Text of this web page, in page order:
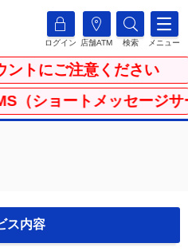
ログイン 店舗ATM 検索 メニュー
注意ください
ッセージサービス）に
ス内容